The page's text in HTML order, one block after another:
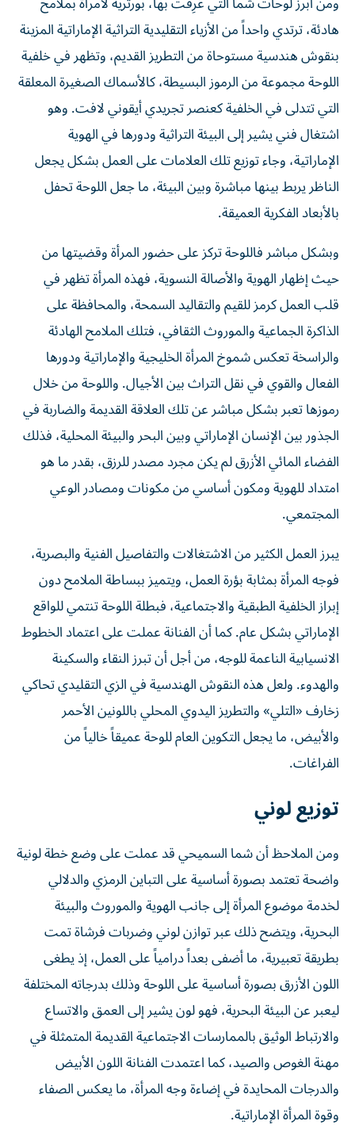
هادئة، ترتدي واحداً من الأزياء التقليدية التراثية الإماراتية المزينة
بنقوش هندسية مستوحاة من التطريز القديم، وتظهر في خلفية
اللوحة مجموعة من الرموز البسيطة، كالأسماك الصغيرة المعلقة
التي تتدلى في الخلفية كعنصر تجريدي أيقوني لافت. وهو
اشتغال فني يشير إلى البيئة التراثية ودورها في الهوية
الإماراتية، وجاء توزيع تلك العلامات على العمل بشكل يجعل
الناظر يربط بينها مباشرة وبين البيئة، ما جعل اللوحة تحفل
بالأبعاد الفكرية العميقة.
وبشكل مباشر فاللوحة تركز على حضور المرأة وقضيتها من
حيث إظهار الهوية والأصالة النسوية، فهذه المرأة تظهر في
قلب العمل كرمز للقيم والتقاليد السمحة، والمحافظة على
الذاكرة الجماعية والموروث الثقافي، فتلك الملامح الهادئة
والراسخة تعكس شموخ المرأة الخليجية والإماراتية ودورها
الفعال والقوي في نقل التراث بين الأجيال. واللوحة من خلال
رموزها تعبر بشكل مباشر عن تلك العلاقة القديمة والضاربة في
الجذور بين الإنسان الإماراتي وبين البحر والبيئة المحلية، فذلك
الفضاء المائي الأزرق لم يكن مجرد مصدر للرزق، بقدر ما هو
امتداد للهوية ومكون أساسي من مكونات ومصادر الوعي
المجتمعي.
يبرز العمل الكثير من الاشتغالات والتفاصيل الفنية والبصرية،
فوجه المرأة بمثابة بؤرة العمل، ويتميز ببساطة الملامح دون
إبراز الخلفية الطبقية والاجتماعية، فبطلة اللوحة تنتمي للواقع
الإماراتي بشكل عام. كما أن الفنانة عملت على اعتماد الخطوط
الانسيابية الناعمة للوجه، من أجل أن تبرز النقاء والسكينة
والهدوء. ولعل هذه النقوش الهندسية في الزي التقليدي تحاكي
زخارف «التلي» والتطريز اليدوي المحلي باللونين الأحمر
والأبيض، ما يجعل التكوين العام للوحة عميقاً خالياً من
الفراغات.
توزيع لوني
ومن الملاحظ أن شما السميحي قد عملت على وضع خطة لونية
واضحة تعتمد بصورة أساسية على التباين الرمزي والدلالي
لخدمة موضوع المرأة إلى جانب الهوية والموروث والبيئة
البحرية، ويتضح ذلك عبر توازن لوني وضربات فرشاة تمت
بطريقة تعبيرية، ما أضفى بعداً درامياً على العمل، إذ يطغى
اللون الأزرق بصورة أساسية على اللوحة وذلك بدرجاته المختلفة
ليعبر عن البيئة البحرية، فهو لون يشير إلى العمق والاتساع
والارتباط الوثيق بالممارسات الاجتماعية القديمة المتمثلة في
مهنة الغوص والصيد، كما اعتمدت الفنانة اللون الأبيض
والدرجات المحايدة في إضاءة وجه المرأة، ما يعكس الصفاء
وقوة المرأة الإماراتية.